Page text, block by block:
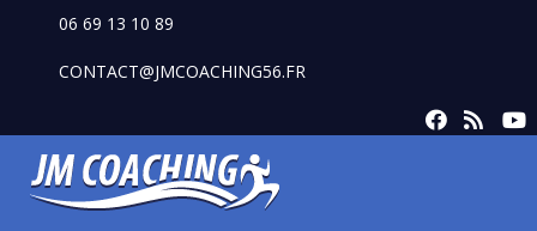
06 69 13 10 89
CONTACT@JMCOACHING56.FR